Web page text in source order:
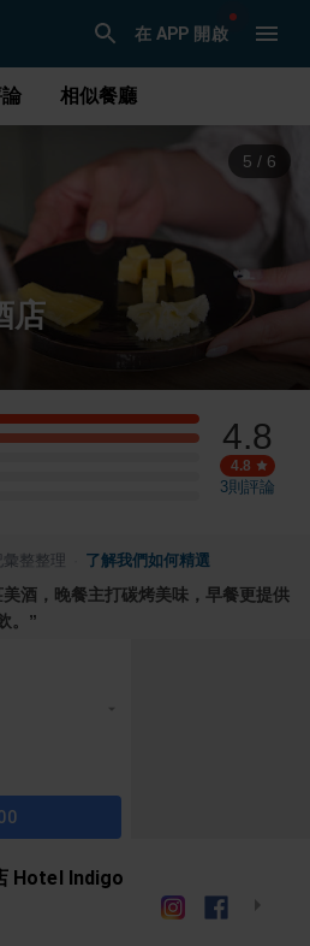
在 APP 開啟
相似餐廳
6 / 6
店
4.8
4.8
3則評論
整整理 了解我們如何精選
酒，晚餐主打碳烤美味，早餐更提供
。 ”
Hotel Indigo